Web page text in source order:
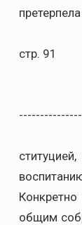
стр. 91
общим